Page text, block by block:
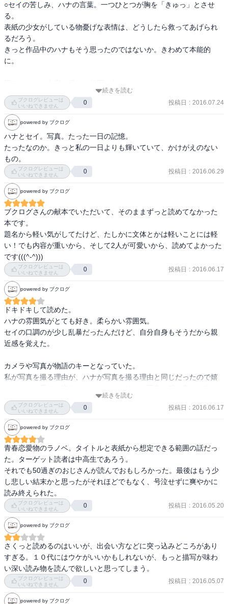
○セイの苦しみ、ハナの言葉。一つひとつが胸を「きゅっ」とさせ
る。
表紙の少女がしている物憂げな表情は、どうしたら救ってあげられ
るだろう。
きっと作品中のハナもそう思ったのではないか。きわめて本能的
に。
そこで写真を撮影しまくるハナと出会う。
最初は失礼だな、と思った。でも"きみは綺麗だよ。きみが知らなく
ても、僕が知っててあげる。"(p29)と言われたそのときから、少しず
つハナに惹かれていくセイがいることに、読み手も気づく。
ふと、２回目に同じ公園に行ってみるとやはりいるハナ。
なんでも、行かなかった日も公園にいたという。
ハナは一日しか記憶がもたないのだ、とそこでセイはハナから聞か
される。
しかしノートにはきちんと自分と出会ったことが書かれていた。
その後もハナは、出会っては毎日、写真を撮ってくれたしいろんな
話をしてくれた。仲の悪い両親を避けるかのように。
ハナと会えば会うほど、自分の家族のことが嫌になった。
でも、ハナが言ってくれたことで、両親と向き合おうと決めた。
わたしを変えてくれたのはあなただった。だからわたしも、離れた
くない。
そんなセイの気持ちは、届くだろうか。届いただろうか。
タイトルで「僕は何度でも、きみに初めての恋をする。」とあるが
最初語りだしのところがやや混乱する。途中やや盛り上がりにはか
けるものの、
もよい。徐々にふつふつと沸いてくる、期待と不安がなかっただろ
うか。
何回だって、惹かれあう僕らは、僕らでありたいんだ。
ただただそうあってほしくない、と思った結末が訪れると、うっす
らと涙かこぼれた。
続きを読む
ブクログレビューは
いいねできません
0 投稿日 : 2016.07.24
powered by ブクログ
ハナとセイ。写真。たった一日の記憶。
たったなのか。きっと私の一日よりも輝いていて、かけがえのない
もの。
ブクログレビューは
いいねできません
0 投稿日 : 2016.06.29
powered by ブクログ
ブクログさんの献本でいただいて、そのままずっと読めてなかった
本です。
題名から軽い気がしてたけど、たしかに文体とかは軽いことには軽
い！でも内容が重いから、そして2人が可愛いから、読めてよかった
です(((^-^)))
ブクログレビューは
いいねできません
0 投稿日 : 2016.06.17
powered by ブクログ
ドキドキして読めた。
ハナの雰囲気がとても好き。柔らかい雰囲気。
セイの口調のが少し乱暴だったんだけど、自分自身もそうだから親
近感を覚えた。
カメラや写真が物語のキーとなっていた。
私が写真を撮る理由が、ハナが写真を撮る理由と同じだったので嬉
て気付かされ、物語を読み始めてからカメラを持つ機会が増えた。
ただ、心の中で多かった相手を呼ぶ際に使われていた「きみ」とい
う代名詞は最後まで引っかかった。タイトルにもきみとあるし、こ
の小説の特色だとは思うんだけど。
あとこれはネタバレだけど、最後のお兄さんの行動はちょっと…。
走り回って探さないの？って思ってしまった。
色んな曲を思い出した。
あとがきが丁寧で作者さんに好感が持てた。
続きを読む
ブクログレビューは
いいねできません
0 投稿日 : 2016.06.17
powered by ブクログ
青春恋愛物のラノベ。タイトルと表紙から想定できる範囲の話だっ
た。ターゲット読者は中高生であろう。
それでも50過ぎのおじさんが読んでおもしろかった。最後はもう少
し悲しい結末かと思ったがそれほどでもなく、号泣せずに爽やかに
読み終えられた。
ブクログレビューは
いいねできません
0 投稿日 : 2016.05.20
powered by ブクログ
さくっと読めるのはいいが、出会い方などに突っ込みどころがあり
すぎる。１０代にはウケがいいかもしれないが、もっと描写が味わ
い深い読み物を読んで欲しいと思ってしまう。
ブクログレビューは
いいねできません
0 投稿日 : 2016.05.07
powered by ブクログ